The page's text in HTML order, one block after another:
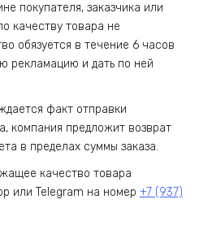
покупателя, заказчика или
качеству товара не
обязуется в течение 6 часов
рекламацию и дать по ней
факт отправки
компания предложит возврат
в пределах суммы заказа.
качество товара
или Telegram на номер +7 (937)